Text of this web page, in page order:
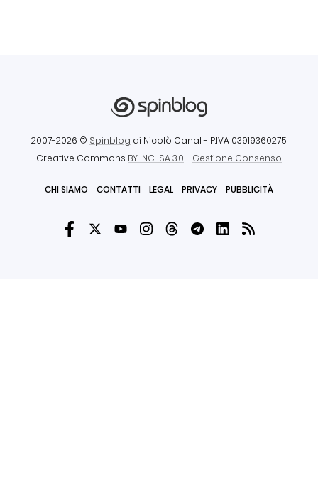
2007-2026 © Spinblog di Nicolò Canal - P.IVA 03919360275
Creative Commons BY-NC-SA 3.0- Gestione Consenso
CHI SIAMO CONTATTI LEGAL PRIVACY PUBBLICITÀ